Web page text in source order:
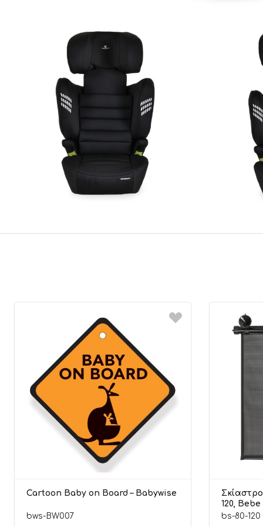
Cartoon Baby on Board – Babywise
bws-BW007
120,
bs-80-120